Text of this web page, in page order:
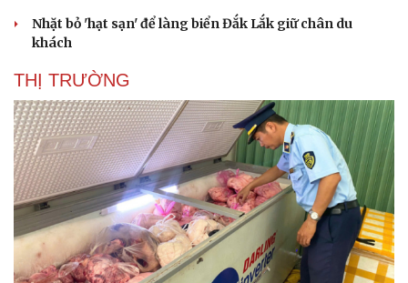
Nhặt bỏ 'hạt sạn' để làng biển Đắk Lắk giữ chân du
khách
THỊ TRƯỜNG